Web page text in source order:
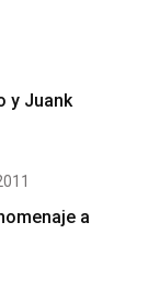
y Juank
a